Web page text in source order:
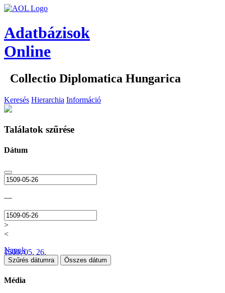
Adatbázisok
Online
Collectio Diplomatica Hungarica
Keresés Hierarchia Információ
Találatok szűrése
Dátum
—
>
<
1509. 05. 26.
Napok
Szűrés dátumra Összes dátum
Média